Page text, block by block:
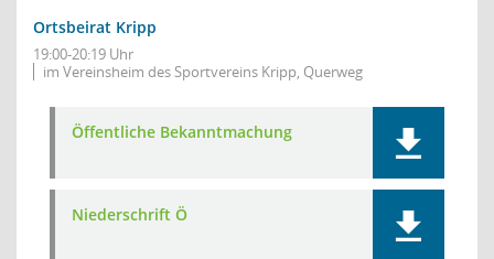
Ortsbeirat Kripp
19:00-20:19 Uhr
im Vereinsheim des Sportvereins Kripp, Querweg
Öffentliche Bekanntmachung
Niederschrift Ö